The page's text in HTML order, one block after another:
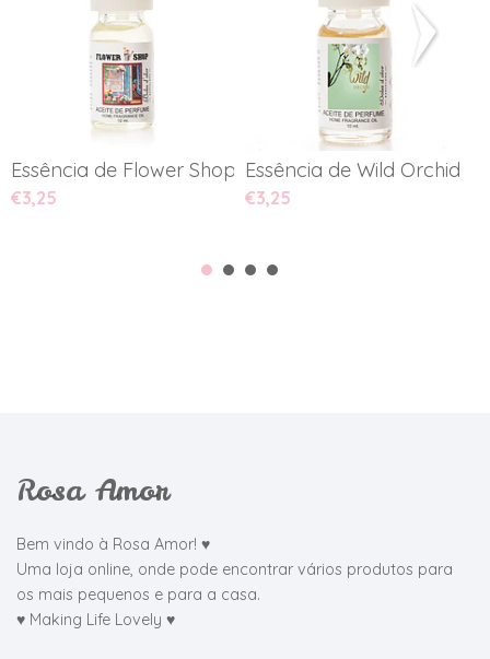
Essência de Flower Shop
€3,25
Essência de Wild Orchid
€3,25
Rosa Amor
Bem vindo à Rosa Amor! ♥
Uma loja online, onde pode encontrar vários produtos para
os mais pequenos e para a casa.
♥ Making Life Lovely ♥